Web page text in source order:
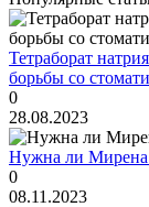
Тетраборат
борьбы со
0
28.08.2023
Нужна ли Мирена
0
08.11.2023